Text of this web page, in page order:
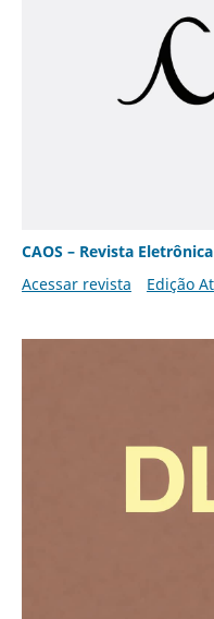
CAOS – Revista
Acessar revista
Edição